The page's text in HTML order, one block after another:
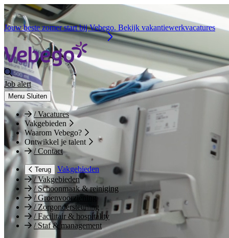
Jouw beste zomer start bij Vebego. Bekijk vakantiewerkvacatures
Job alert
Menu Sluiten
/Vacatures
Vakgebieden
Waarom Vebego?
Ontwikkel je talent
/Contact
Terug
Vakgebieden
/Vakgebieden
/Schoonmaak & reiniging
/Groenvoorziening
/Zorgondersteuning
/Facilitair & hospitality
/Staf & management